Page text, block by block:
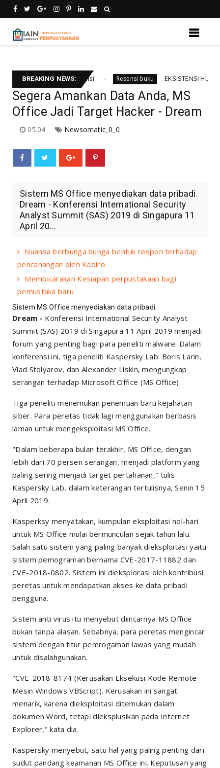
BREAKING NEWS:
temu kebali informsi Resensi buku EKSISTENSI HUKUM
Segera Amankan Data Anda, MS
Office Jadi Target Hacker - Dream
05.04 Newsomatic_0_0
Sistem MS Office menyediakan data pribadi.
Dream - Konferensi International Security
Analyst Summit (SAS) 2019 di Singapura 11
April 20...
Nuansa berbunga bunga bentuk respon terhadap
pencanangan oleh Kabiro
Membicarakan Kesiapan perpustakaan bagi
pemustaka baru
Sistem MS Office menyediakan data pribadi.
Dream - Konferensi International Security Analyst
Summit (SAS) 2019 di Singapura 11 April 2019 menjadi
forum yang penting bagi para peneliti malware. Dalam
konferensi ini, tiga peneliti Kaspersky Lab: Boris Larin,
Vlad Stolyarov, dan Alexander Liskin, mengungkap
serangan terhadap Microsoft Office (MS Office).
Tiga peneliti menemukan penemuan baru kejahatan
siber. Para peretas tidak lagi menggunakan berbasis
laman untuk mengeksploitasi MS Office.
"Dalam beberapa bulan terakhir, MS Office, dengan
lebih dari 70 persen serangan, menjadi platform yang
paling sering menjadi target pertahanan," tulis
Kaspersky Lab, dalam keterangan tertulisnya, Senin 15
April 2019.
Kasperksy menyatakan, kumpulan eksploitasi nol-hari
untuk MS Office mulai bermunculan sejak tahun lalu.
Salah satu sistem yang paling banyak dieksploitasi yaitu
sistem pemograman bernama CVE-2017-11882 dan
CVE-2018-0802. Sistem ini dieksplorasi oleh kontribusi
peretas untuk mendapatkan akses ke data pribadi
pengguna.
Sistem anti virus itu menyebut diincarnya MS Office
bukan tanpa alasan. Sebabnya, para peretas mengincar
sistem dengan fitur pemrogaman lawas yang mudah
untuk disalahgunakan.
"CVE-2018-8174 (Kerusakan Eksekusi Kode Remote
Mesin Windows VBScript). Kerusakan ini sangat
menarik, karena dieksploitasi ditemukan dalam
dokumen Word, tetapi dieksplusikan pada Internet
Explorer," kata dia.
Kaspersky menyebut, satu hal yang paling penting dari
sudut pandang keamanan MS Office ini. Keputusan yang